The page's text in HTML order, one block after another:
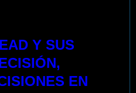
Y SUS
EN